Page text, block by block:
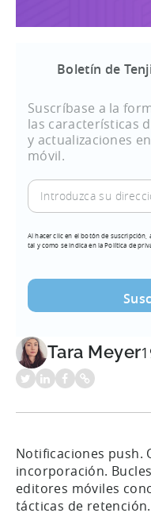
Boletín de
Suscríbase a la
las características
y actualizaciones
móvil.
Introduzca
su
de
electrónico
Al hacer clic en el botón de suscripción,
tal y como se indica en la Política de
Tara Meyer
Notificaciones push.
incorporación.
editores móviles
tácticas de retención.